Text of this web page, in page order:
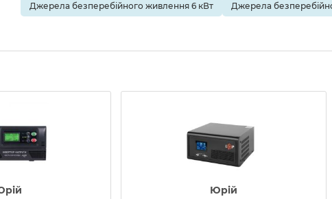
Джерела безперебійного живлення 6 кВт
Джерела
Юрій